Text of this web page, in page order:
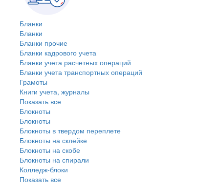
Бланки
Бланки
Бланки прочие
Бланки кадрового учета
Бланки учета расчетных операций
Бланки учета транспортных операций
Грамоты
Книги учета, журналы
Показать все
Блокноты
Блокноты
Блокноты в твердом переплете
Блокноты на склейке
Блокноты на скобе
Блокноты на спирали
Колледж-блоки
Показать все